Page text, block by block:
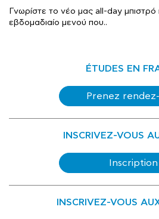
Γνωρίστε το νέο μας all-day μπιστρό
εβδομαδιαίο μενού που..
ÉTUDES EN
Prenez
INSCRIVEZ-VOUS
Inscription
INSCRIVEZ-VOUS